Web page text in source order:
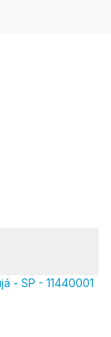
- SP - 11440001